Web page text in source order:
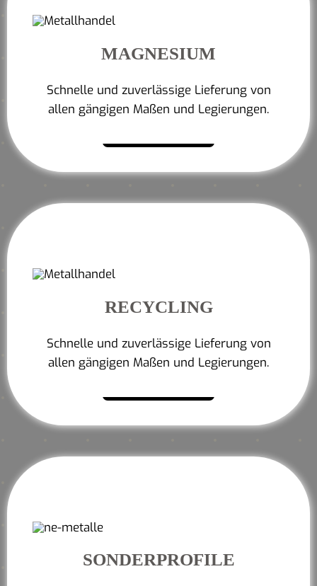
MAGNESIUM
Schnelle und zuverlässige Lieferung von
allen gängigen Maßen und Legierungen.
RECYCLING
Schnelle und zuverlässige Lieferung von
allen gängigen Maßen und Legierungen.
SONDERPROFILE